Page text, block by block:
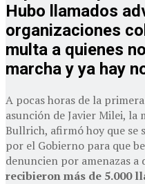
Hubo llamados
organizaciones
multa a quienes
marcha y ya hay
A pocas horas de la
asunción de Javier Milei,
Bullrich, afirmó hoy que se
por el Gobierno para que
denuncien por amenazas
recibieron más de 5.000